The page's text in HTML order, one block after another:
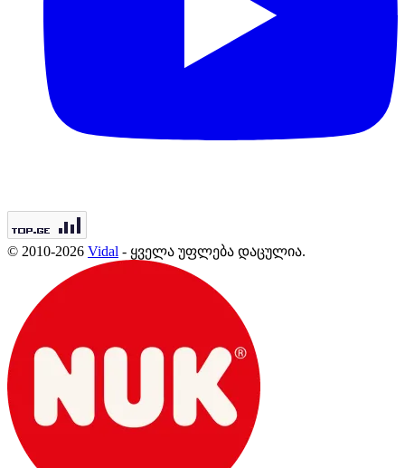
© 2010-2026 Vidal - ყველა უფლება დაცულია.